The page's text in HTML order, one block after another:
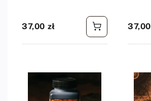
Cena regularna
37,00 zł Cena
37,00